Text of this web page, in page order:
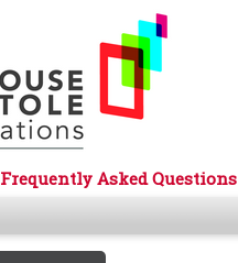
Frequently Asked Questions